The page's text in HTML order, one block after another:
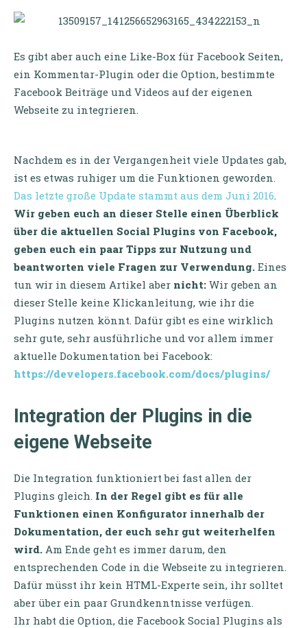
Es gibt aber auch eine Like-Box für Facebook Seiten,
ein Kommentar-Plugin oder die Option, bestimmte
Facebook Beiträge und Videos auf der eigenen
Webseite zu integrieren.
Nachdem es in der Vergangenheit viele Updates gab,
ist es etwas ruhiger um die Funktionen geworden.
Das letzte große Update stammt aus dem Juni 2016.
Wir geben euch an dieser Stelle einen Überblick
über die aktuellen Social Plugins von Facebook,
geben euch ein paar Tipps zur Nutzung und
beantworten viele Fragen zur Verwendung. Eines
tun wir in diesem Artikel aber nicht: Wir geben an
dieser Stelle keine Klickanleitung, wie ihr die
Plugins nutzen könnt. Dafür gibt es eine wirklich
sehr gute, sehr ausführliche und vor allem immer
aktuelle Dokumentation bei Facebook:
https://developers.facebook.com/docs/plugins/
Integration der Plugins in die
eigene Webseite
Die Integration funktioniert bei fast allen der
Plugins gleich. In der Regel gibt es für alle
Funktionen einen Konfigurator innerhalb der
Dokumentation, der euch sehr gut weiterhelfen
wird. Am Ende geht es immer darum, den
entsprechenden Code in die Webseite zu integrieren.
Dafür müsst ihr kein HTML-Experte sein, ihr solltet
aber über ein paar Grundkenntnisse verfügen.
Ihr habt die Option, die Facebook Social Plugins als